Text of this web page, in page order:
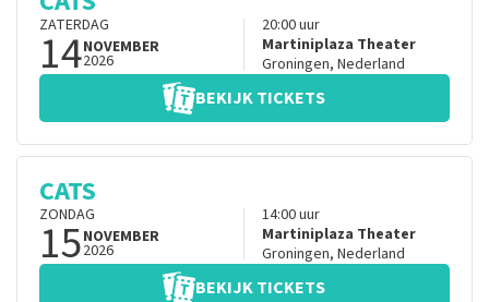
ZATERDAG
14NOVEMBER
2026
20:00uur
Martiniplaza Theater
Groningen, Nederland
BEKIJK TICKETS
CATS
ZONDAG
15NOVEMBER
2026
14:00uur
Martiniplaza Theater
Groningen, Nederland
BEKIJK TICKETS